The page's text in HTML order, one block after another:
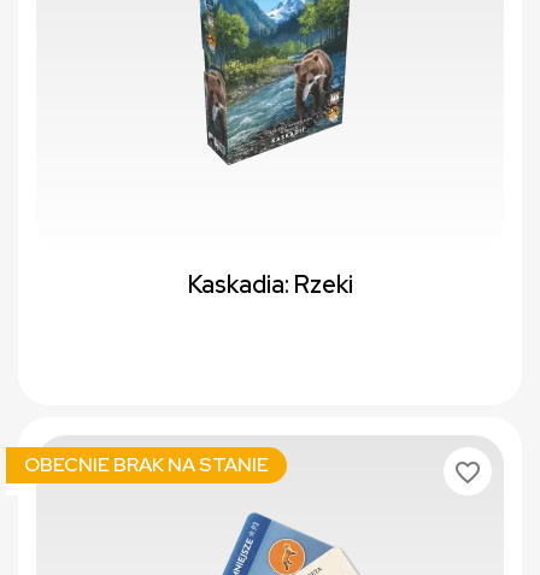
Kaskadia: Rzeki
OBECNIE BRAK NA STANIE favorite_border